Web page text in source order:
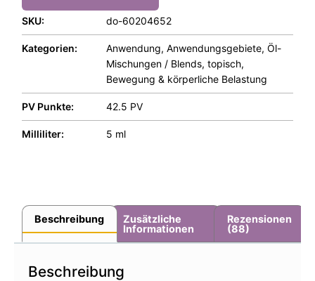
SKU: do-60204652
Kategorien: Anwendung,Anwendungsgebiete,Öl-
Mischungen / Blends,topisch,
Bewegung & körperliche Belastung
PV Punkte: 42.5 PV
Milliliter: 5 ml
Beschreibung
Zusätzliche
Informationen
Rezensionen
(88)
Beschreibung